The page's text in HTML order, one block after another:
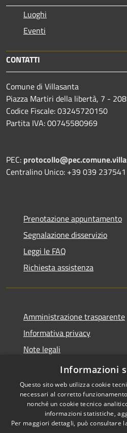
Luoghi
Eventi
CONTATTI
Comune di Villasanta
Piazza Martiri della libertà, 7 -
Codice Fiscale: 03245720150
Partita IVA: 00745580969
PEC:
Centralino Unico: +39 039 237541
Prenotazione appuntamento
Segnalazione disservizio
Leggi le FAQ
Richiesta assistenza
Amministrazione trasparente
Informativa privacy
Note legali
Dichiarazione di accessibilità
Accessibilità
Informazioni
Questo sito web utilizza cookie
necessari al corretto
nonché un cookie tecnico
informazioni statistiche,
Per maggiori dettagli, può consultare